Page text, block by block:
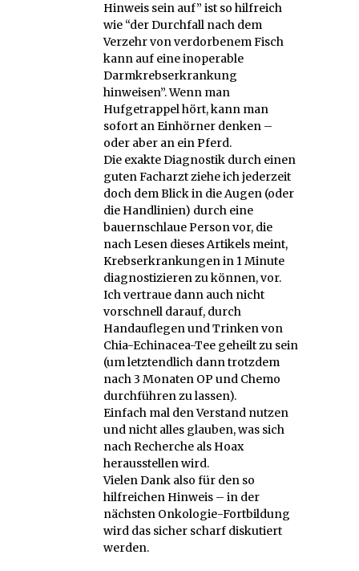
Hinweis sein auf” ist so hilfreich
wie “der Durchfall nach dem
Verzehr von verdorbenem Fisch
kann auf eine inoperable
Darmkrebserkrankung
hinweisen”. Wenn man
Hufgetrappel hört, kann man
sofort an Einhörner denken –
oder aber an ein Pferd.
Die exakte Diagnostik durch einen
guten Facharzt ziehe ich jederzeit
doch dem Blick in die Augen (oder
die Handlinien) durch eine
bauernschlaue Person vor, die
nach Lesen dieses Artikels meint,
Krebserkrankungen in 1 Minute
diagnostizieren zu können, vor.
Ich vertraue dann auch nicht
vorschnell darauf, durch
Handauflegen und Trinken von
Chia-Echinacea-Tee geheilt zu sein
(um letztendlich dann trotzdem
nach 3 Monaten OP und Chemo
durchführen zu lassen).
Einfach mal den Verstand nutzen
und nicht alles glauben, was sich
nach Recherche als Hoax
herausstellen wird.
Vielen Dank also für den so
hilfreichen Hinweis – in der
nächsten Onkologie-Fortbildung
wird das sicher scharf diskutiert
werden.